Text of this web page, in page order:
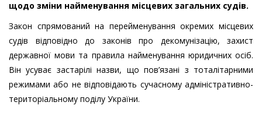
щодо зміни найменування місцевих загальних судів.
Закон спрямований на перейменування окремих місцевих
судів відповідно до законів про декомунізацію, захист
державної мови та правила найменування юридичних осіб.
Він усуває застарілі назви, що пов’язані з тоталітарними
режимами або не відповідають сучасному адміністративно-
територіальному поділу України.